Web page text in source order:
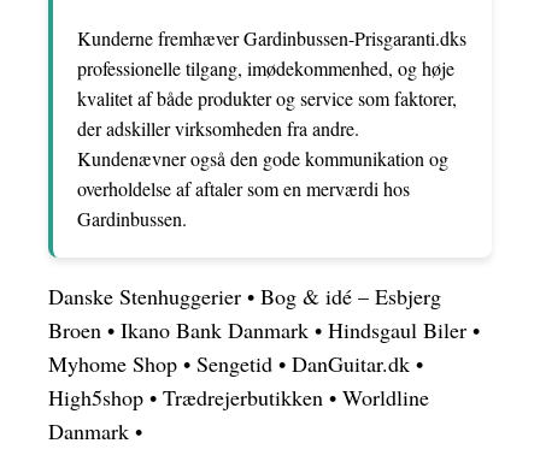
Kunderne fremhæver Gardinbussen-Prisgaranti.dks
professionelle tilgang, imødekommenhed, og høje
kvalitet af både produkter og service som faktorer,
der adskiller virksomheden fra andre.
Kundenævner også den gode kommunikation og
overholdelse af aftaler som en merværdi hos
Gardinbussen.
Danske Stenhuggerier • Bog & idé – Esbjerg
Broen • Ikano Bank Danmark • Hindsgaul Biler •
Myhome Shop • Sengetid • DanGuitar.dk •
High5shop • Trædrejerbutikken • Worldline
Danmark •